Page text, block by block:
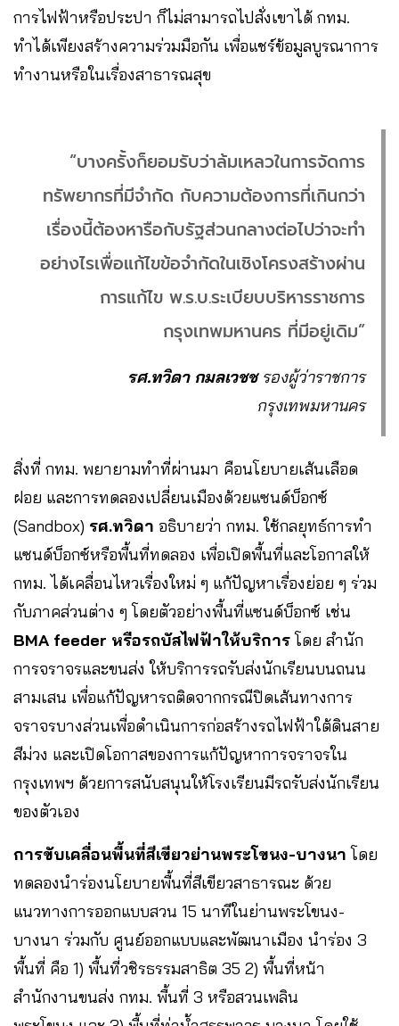
การไฟฟ้าหรือประปา ก็ไม่สามารถไปสั่งเขาได้ กทม.
ทำได้เพียงสร้างความร่วมมือกัน เพื่อแชร์ข้อมูลบูรณาการ
ทำงานหรือในเรื่องสาธารณสุข
“บางครั้งก็ยอมรับว่าล้มเหลวในการจัดการ
ทรัพยากรที่มีจำกัด กับความต้องการที่เกินกว่า
เรื่องนี้ต้องหารือกับรัฐส่วนกลางต่อไปว่าจะทำ
อย่างไรเพื่อแก้ไขข้อจำกัดในเชิงโครงสร้างผ่าน
การแก้ไข พ.ร.บ.ระเบียบบริหารราชการ
กรุงเทพมหานคร ที่มีอยู่เดิม”
รศ.ทวิดา กมลเวชชรองผู้ว่าราชการ
กรุงเทพมหานคร
สิ่งที่ กทม. พยายามทำที่ผ่านมา คือนโยบายเส้นเลือด
ฝอย และการทดลองเปลี่ยนเมืองด้วยแซนด์บ็อกซ์
(Sandbox) รศ.ทวิดา อธิบายว่า กทม. ใช้กลยุทธ์การทำ
แซนด์บ็อกซ์หรือพื้นที่ทดลอง เพื่อเปิดพื้นที่และโอกาสให้
กทม. ได้เคลื่อนไหวเรื่องใหม่ ๆ แก้ปัญหาเรื่องย่อย ๆ ร่วม
กับภาคส่วนต่าง ๆ โดยตัวอย่างพื้นที่แซนด์บ็อกซ์ เช่น
BMA feeder หรือรถบัสไฟฟ้าให้บริการโดย สำนัก
การจราจรและขนส่ง ให้บริการรถรับส่งนักเรียนบนถนน
สามเสน เพื่อแก้ปัญหารถติดจากกรณีปิดเส้นทางการ
จราจรบางส่วนเพื่อดำเนินการก่อสร้างรถไฟฟ้าใต้ดินสาย
สีม่วง และเปิดโอกาสของการแก้ปัญหาการจราจรใน
กรุงเทพฯ ด้วยการสนับสนุนให้โรงเรียนมีรถรับส่งนักเรียน
ของตัวเอง
การขับเคลื่อนพื้นที่สีเขียวย่านพระโขนง-บางนา โดย
ทดลองนำร่องนโยบายพื้นที่สีเขียวสาธารณะ ด้วย
แนวทางการออกแบบสวน 15 นาทีในย่านพระโขนง-
บางนา ร่วมกับ ศูนย์ออกแบบและพัฒนาเมือง นำร่อง 3
พื้นที่ คือ 1) พื้นที่วชิรธรรมสาธิต 35 2) พื้นที่หน้า
สำนักงานขนส่ง กทม. พื้นที่ 3 หรือสวนเพลิน